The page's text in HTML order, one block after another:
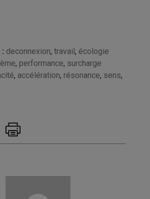
deconnexion, travail, écologie
, performance, surcharge
, accélération, résonance, sens,